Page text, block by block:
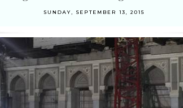
SUNDAY, SEPTEMBER 13, 2015